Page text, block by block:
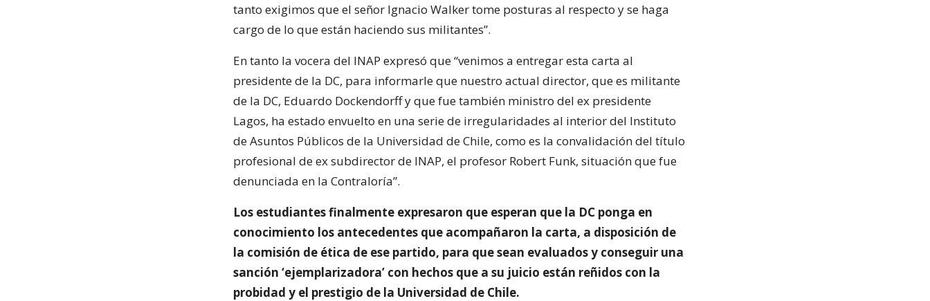
tanto exigimos que el señor Ignacio Walker tome posturas al respecto y se haga
cargo de lo que están haciendo sus militantes”.
En tanto la vocera del INAP expresó que “venimos a entregar esta carta al
presidente de la DC, para informarle que nuestro actual director, que es militante
de la DC, Eduardo Dockendorff y que fue también ministro del ex presidente
Lagos, ha estado envuelto en una serie de irregularidades al interior del Instituto
de Asuntos Públicos de la Universidad de Chile, como es la convalidación del título
profesional de ex subdirector de INAP, el profesor Robert Funk, situación que fue
denunciada en la Contraloría”.
Los estudiantes finalmente expresaron que esperan que la DC ponga en
conocimiento los antecedentes que acompañaron la carta, a disposición de
la comisión de ética de ese partido, para que sean evaluados y conseguir una
sanción ‘ejemplarizadora’ con hechos que a su juicio están reñidos con la
probidad y el prestigio de la Universidad de Chile.